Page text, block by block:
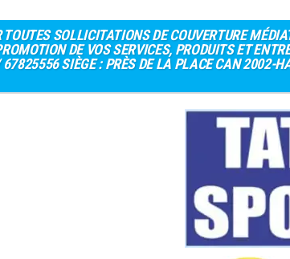
SOLLICITATIONS DE COUVERTURE
DE VOS SERVICES, PRODUITS ET
SIÈGE : PRÈS DE LA PLACE CAN 2002-